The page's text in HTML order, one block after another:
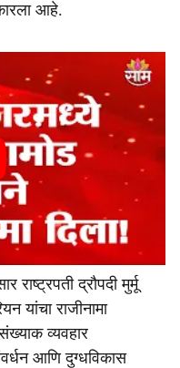
आहे.
राष्ट्रपती द्रौपदी मुर्मू
यांचा राजीनामा
व्यवहार
आणि दुग्धविकास